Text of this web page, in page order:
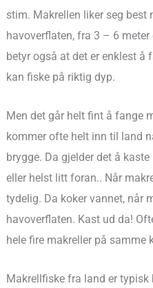
stim. Makrellen liker seg best
havoverflaten, fra 3 – 6
betyr også at det er enklest å
kan fiske på riktig dyp.
Men det går helt fint å fange
kommer ofte helt inn til land
brygge. Da gjelder det å
eller helst litt foran.. Når
tydelig. Da koker vannet, når
havoverflaten. Kast ud da!
hele fire makreller på samme
Makrellfiske fra land er typisk